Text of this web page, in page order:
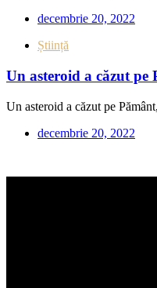
decembrie 20, 2022
Știință
Un asteroid a căzut pe
Un asteroid a căzut pe
decembrie 20, 2022